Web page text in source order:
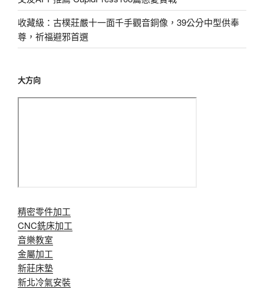
收藏級：古樸莊嚴十一面千手觀音銅像，39公分中型供奉
尊，祈福避邪首選
大方向
精密零件加工
CNC銑床加工
音樂教室
金屬加工
新莊床墊
新北冷氣安裝